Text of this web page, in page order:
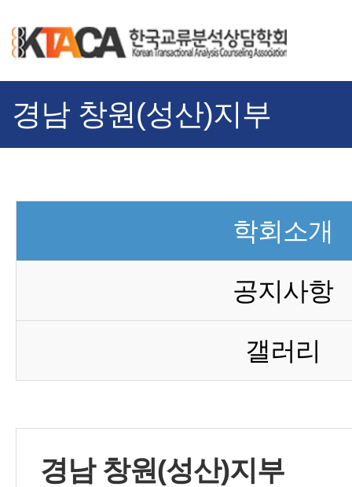
경남 창원(성산)지부
학회소개
공지사항
갤러리
경남 창원(성산)지부